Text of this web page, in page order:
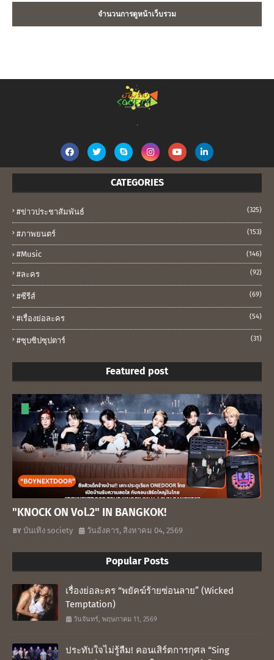
จำนวนการดูหน้าเว็บรวม
.
CATEGORIES
#ข่าวประชาสัมพันธ์ (325)
#ภาพยนตร์ (153)
#music (146)
#ละคร (92)
#ซีรีส์ (69)
#เรื่องย่อละคร (54)
#ซุบซิปซุปตาร์ (31)
Featured post
"KNOCK ON Vol.2" IN BANGKOK!
บันเทิง society วันอังคาร, สิงหาคม 04, 2569
Popular Posts
เรื่องย่อละคร “พยัคฆ์ร้ายซ่อนลาย” (Wicked
Temptation)
วันจันทร์, พฤษภาคม 11, 2569
ประทับใจไม่รู้ลืม! คอนเสิร์ตการกุศล “Sing